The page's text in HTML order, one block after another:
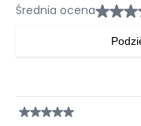
Średnia ocena